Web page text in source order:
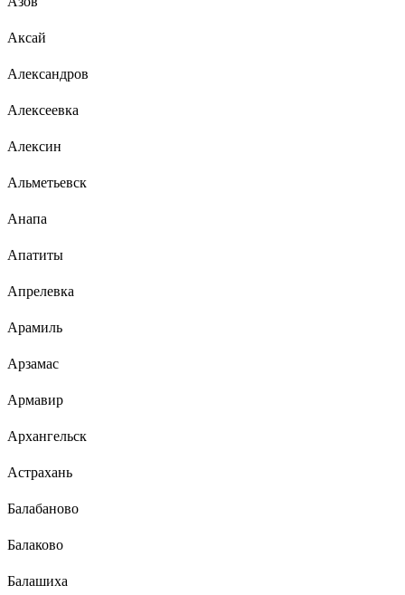
Аксай
Александров
Алексеевка
Алексин
Альметьевск
Анапа
Апатиты
Апрелевка
Арамиль
Арзамас
Армавир
Архангельск
Астрахань
Балабаново
Балаково
Балашиха